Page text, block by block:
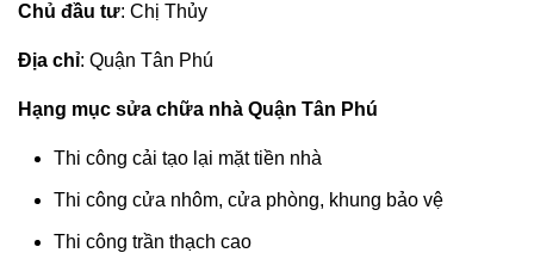
Chủ đầu tư: Chị Thủy
Địa chỉ: Quận Tân Phú
Hạng mục sửa chữa nhà Quận Tân Phú
Thi công cải tạo lại mặt tiền nhà
Thi công cửa nhôm, cửa phòng, khung bảo vệ
Thi công trần thạch cao